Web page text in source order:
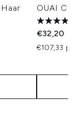
OUAI
€32,20
€107,33